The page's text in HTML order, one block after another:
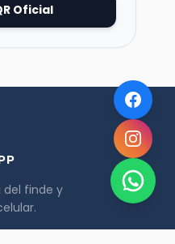
Oficial
del finde y